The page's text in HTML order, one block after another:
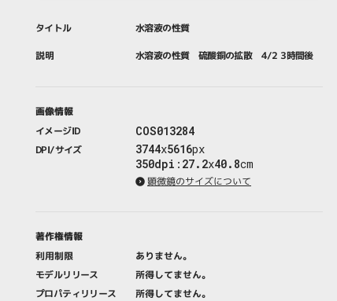
タイトル 水溶液の性質
説明 水溶液の性質 硫酸銅の拡散 4/2 3時間後
画像情報
イメージID
COS013284
DPI/サイズ 3744x5616px
350dpi : 27.2x40.8cm
顕微鏡のサイズについて
著作権情報
利用制限
ありません。
モデルリリース
所得してません。
プロパティリリース
所得してません。